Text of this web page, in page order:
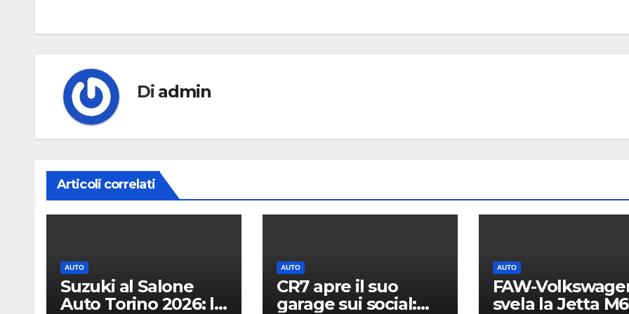
Di admin
Articoli correlati
AUTO
Suzuki al Salone
Auto Torino 2026: le
AUTO
CR7 apre il suo
garage sui social:
AUTO
FAW-
svela la Jetta
Galaxy
alta
design